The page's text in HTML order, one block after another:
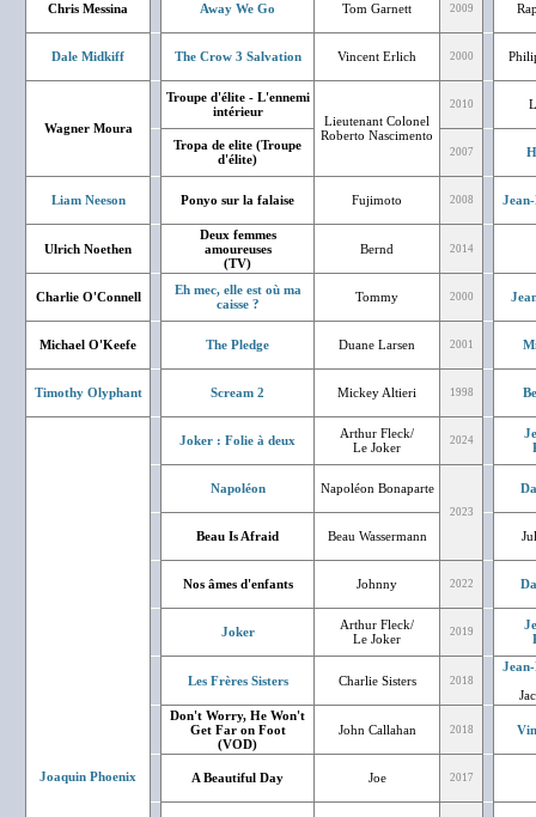
Chris Messina Away We Go Tom Garnett 2009
Dale Midkiff The Crow 3 Salvation Vincent Erlich 2000
Wagner Moura
Troupe d'élite - L'ennemi
intérieur
Lieutenant Colonel
Roberto Nascimento
2010
Tropa de elite (Troupe
d'élite)
2007
Liam Neeson Ponyo sur la falaise Fujimoto 2008
Ulrich Noethen
Deux femmes
amoureuses
(TV)
Bernd 2014
Charlie O'Connell
Eh mec, elle est où ma
caisse ?
Tommy 2000
Michael O'Keefe The Pledge Duane Larsen 2001
Timothy Olyphant Scream 2 Mickey Altieri 1998
Joaquin Phoenix
Joker : Folie à deux
Arthur Fleck/
Le Joker
2024
Napoléon Napoléon Bonaparte
2023
Beau Is Afraid Beau Wassermann
Nos âmes d'enfants Johnny 2022
Joker
Arthur Fleck/
Le Joker
2019
Les Frères Sisters Charlie Sisters 2018
Don't Worry, He Won't
Get Far on Foot
(VOD)
John Callahan 2018
A Beautiful Day Joe 2017